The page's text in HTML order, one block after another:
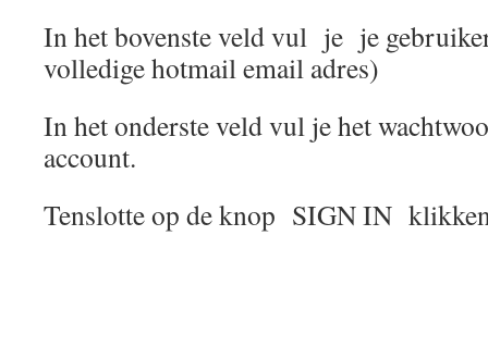
In het bovenste veld vul je je
volledige hotmail email adres)
In het onderste veld vul je het
account.
Tenslotte op de knop SIGN IN